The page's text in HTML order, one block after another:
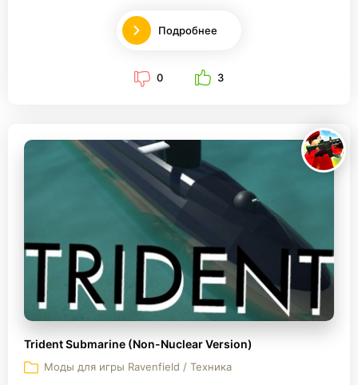
Подробнее
0 3
Trident Submarine (Non-Nuclear Version)
Моды для игры Ravenfield / Техника